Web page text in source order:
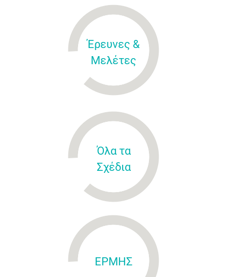
Έρευνες &
Μελέτες
Όλα τα
Σχέδια
ΕΡΜΗΣ